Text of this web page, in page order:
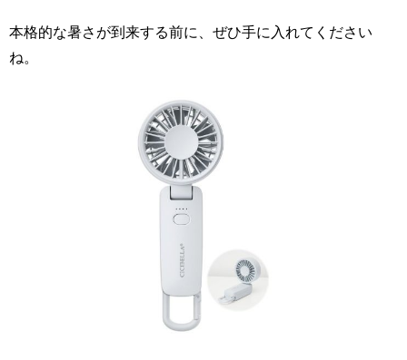
本格的な暑さが到来する前に、ぜひ手に入れてください
ね。